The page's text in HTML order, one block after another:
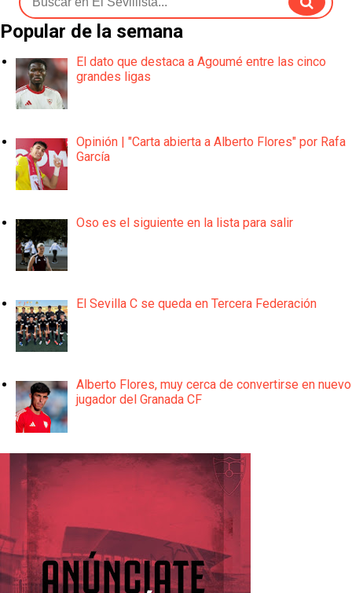
Popular de la semana
El dato que destaca a Agoumé entre las cinco
grandes ligas
Opinión | "Carta abierta a Alberto Flores" por Rafa
García
Oso es el siguiente en la lista para salir
El Sevilla C se queda en Tercera Federación
Alberto Flores, muy cerca de convertirse en nuevo
jugador del Granada CF